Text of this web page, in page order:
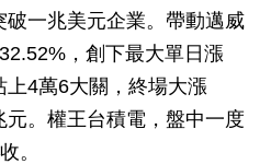
一兆美元企業。帶動邁威
，創下最大單日漲
4萬6大關，終場大漲
。權王台積電，盤中一度
。